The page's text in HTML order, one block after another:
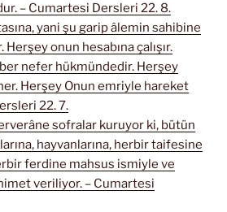
– Cumartesi Dersleri 22. 8.
yani şu garip âlemin sahibine
onun hesabına çalışır.
nefer hükmündedir. Herşey
Herşey Onun emriyle hareket
22. 7.
sofralar kuruyor ki, bütün
hayvanlarına, herbir taifesine
ferdine mahsus ismiyle ve
veriliyor. – Cumartesi